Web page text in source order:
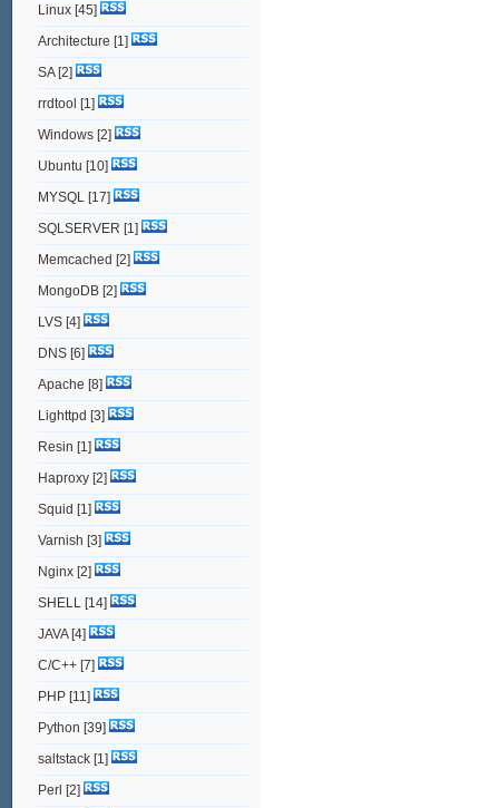
Linux[45]
Architecture [1]
SA[2]
rrdtool [1]
Windows[2]
Ubuntu [10]
MYSQL [17]
SQLSERVER [1]
Memcached [2]
MongoDB[2]
LVS[4]
DNS[6]
Apache [8]
Lighttpd [3]
Resin [1]
Haproxy[2]
Squid [1]
Varnish [3]
Nginx[2]
SHELL [14]
JAVA[4]
C/C++[7]
PHP[11]
Python [39]
saltstack[1]
Perl [2]